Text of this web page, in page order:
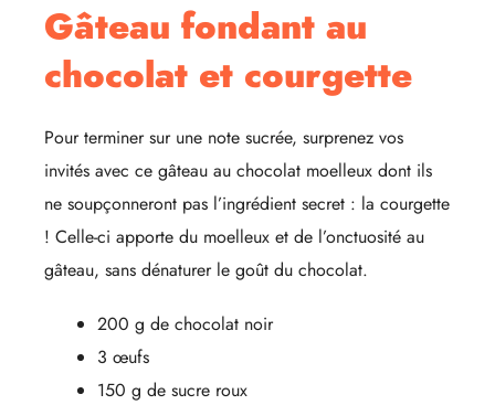
Gâteau fondant au
chocolat et courgette
Pour terminer sur une note sucrée, surprenez vos
invités avec ce gâteau au chocolat moelleux dont ils
ne soupçonneront pas l’ingrédient secret : la courgette
! Celle-ci apporte du moelleux et de l’onctuosité au
gâteau, sans dénaturer le goût du chocolat.
200 g de chocolat noir
3 œufs
150 g de sucre roux